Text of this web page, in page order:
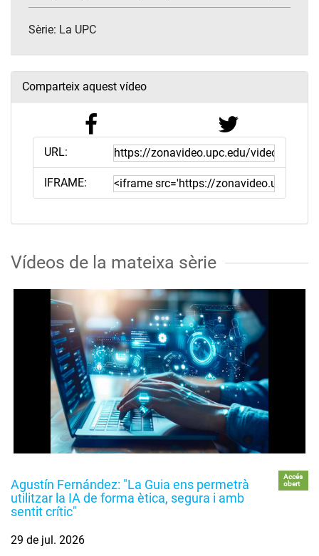
Sèrie: La UPC
Comparteix aquest vídeo
URL:
IFRAME:
Vídeos de la mateixa sèrie
Agustín Fernández: "La Guia ens permetrà
utilitzar la IA de forma ètica, segura i amb
sentit crític"
Accés
obert
29 de jul. 2026